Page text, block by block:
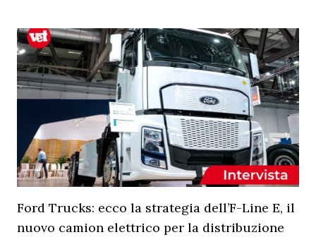
Ford Trucks: ecco la strategia dell’F-Line E, il
nuovo camion elettrico per la distribuzione